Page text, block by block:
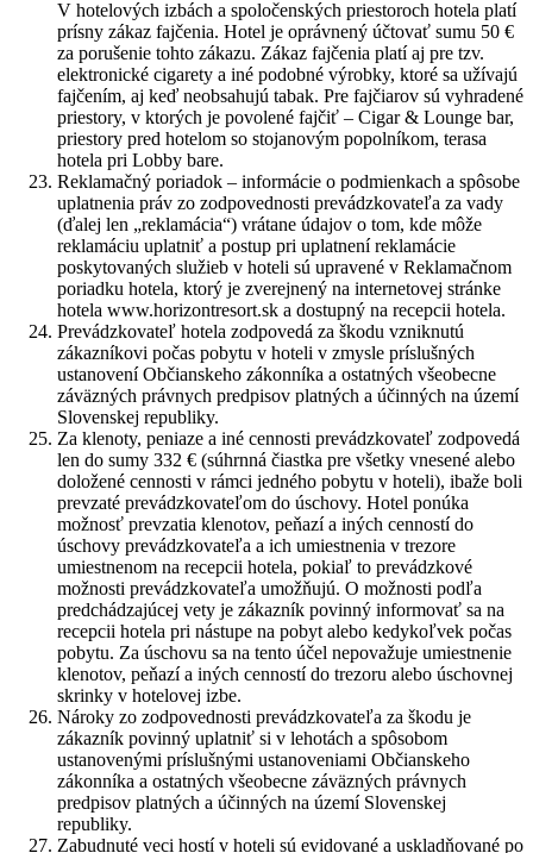
V hotelových izbách a spoločenských priestoroch hotela platí
prísny zákaz fajčenia. Hotel je oprávnený účtovať sumu 50 €
za porušenie tohto zákazu. Zákaz fajčenia platí aj pre tzv.
elektronické cigarety a iné podobné výrobky, ktoré sa užívajú
fajčením, aj keď neobsahujú tabak. Pre fajčiarov sú vyhradené
priestory, v ktorých je povolené fajčiť – Cigar & Lounge bar,
priestory pred hotelom so stojanovým popolníkom, terasa
hotela pri Lobby bare.
Reklamačný poriadok – informácie o podmienkach a spôsobe
uplatnenia práv zo zodpovednosti prevádzkovateľa za vady
(ďalej len „reklamácia“) vrátane údajov o tom, kde môže
reklamáciu uplatniť a postup pri uplatnení reklamácie
poskytovaných služieb v hoteli sú upravené v Reklamačnom
poriadku hotela, ktorý je zverejnený na internetovej stránke
hotela www.horizontresort.sk a dostupný na recepcii hotela.
Prevádzkovateľ hotela zodpovedá za škodu vzniknutú
zákazníkovi počas pobytu v hoteli v zmysle príslušných
ustanovení Občianskeho zákonníka a ostatných všeobecne
záväzných právnych predpisov platných a účinných na území
Slovenskej republiky.
Za klenoty, peniaze a iné cennosti prevádzkovateľ zodpovedá
len do sumy 332 € (súhrnná čiastka pre všetky vnesené alebo
doložené cennosti v rámci jedného pobytu v hoteli), ibaže boli
prevzaté prevádzkovateľom do úschovy. Hotel ponúka
možnosť prevzatia klenotov, peňazí a iných cenností do
úschovy prevádzkovateľa a ich umiestnenia v trezore
umiestnenom na recepcii hotela, pokiaľ to prevádzkové
možnosti prevádzkovateľa umožňujú. O možnosti podľa
predchádzajúcej vety je zákazník povinný informovať sa na
recepcii hotela pri nástupe na pobyt alebo kedykoľvek počas
pobytu. Za úschovu sa na tento účel nepovažuje umiestnenie
klenotov, peňazí a iných cenností do trezoru alebo úschovnej
skrinky v hotelovej izbe.
Nároky zo zodpovednosti prevádzkovateľa za škodu je
zákazník povinný uplatniť si v lehotách a spôsobom
ustanovenými príslušnými ustanoveniami Občianskeho
zákonníka a ostatných všeobecne záväzných právnych
predpisov platných a účinných na území Slovenskej
republiky.
Zabudnuté veci hostí v hoteli sú evidované a uskladňované po